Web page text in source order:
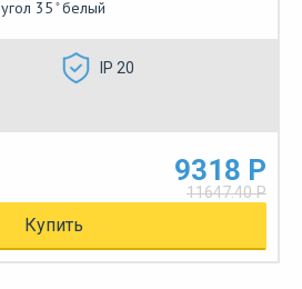
угол 35 ̊ белый
IP 20
9318 Р
11647.40 Р
Купить